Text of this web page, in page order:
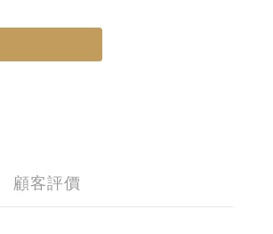
顧客評價